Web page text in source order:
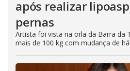
após realizar
pernas
Artista foi vista na orla da Barra da
mais de 100 kg com mudança de